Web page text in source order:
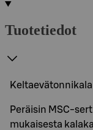
Tuotetiedot
Peräisin MSC-
mukaisesta